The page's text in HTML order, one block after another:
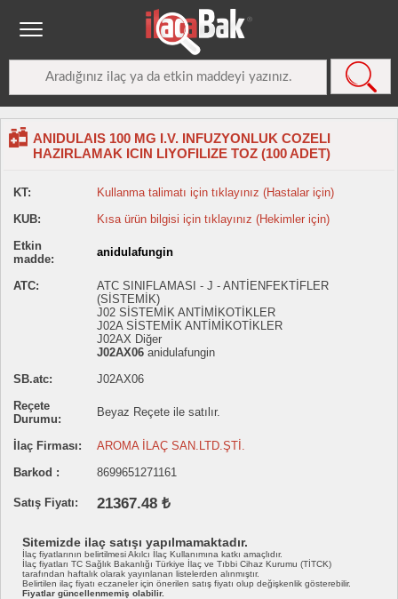
ANIDULAIS 100 MG I.V. INFUZYONLUK COZELI
HAZIRLAMAK ICIN LIYOFILIZE TOZ (100 ADET)
KT:
Kullanma talimatı için tıklayınız (Hastalar için)
KUB:
Kısa ürün bilgisi için tıklayınız (Hekimler için)
Etkin
madde:
anidulafungin
ATC:
ATC SINIFLAMASI - J - ANTİENFEKTİFLER
(SİSTEMİK)
J02 SİSTEMİK ANTİMİKOTİKLER
J02A SİSTEMİK ANTİMİKOTİKLER
J02AX Diğer
J02AX06 anidulafungin
SB.atc:
J02AX06
Reçete
Durumu:
Beyaz Reçete ile satılır.
İlaç Firması:
AROMA İLAÇ SAN.LTD.ŞTİ.
Barkod :
8699651271161
Satış Fiyatı: 21367.48 ₺
Sitemizde ilaç satışı yapılmamaktadır.
İlaç fiyatlarının belirtilmesi Akılcı İlaç Kullanımına katkı amaçlıdır.
İlaç fiyatları TC Sağlık Bakanlığı Türkiye İlaç ve Tıbbi Cihaz Kurumu (TİTCK)
tarafından haftalık olarak yayınlanan listelerden alınmıştır.
Belirtilen ilaç fiyatı eczaneler için önerilen satış fiyatı olup değişkenlik gösterebilir.
Fiyatlar güncellenmemiş olabilir.